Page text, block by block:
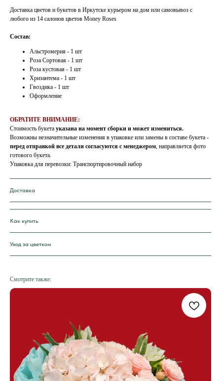
Доставка цветов и букетов в Иркутске курьером на дом или самовывоз с
любого из 14 салонов цветов Money Roses
Состав:
Альстромерия - 1 шт
Роза Сортовая - 1 шт
Роза кустовая - 1 шт
Хризантема - 1 шт
Гвоздика - 1 шт
Оформление
ОБРАТИТЕ ВНИМАНИЕ:
Стоимость букета указана на момент сборки и может измениться.
Возможны незначительные изменения в упаковке или замены в составе букета -
перед отправкой все детали согласуются с менеджером , направляется фото
готового букета.
Упаковка для перевозки: Транспортировочный набор
Доставка
Как купить
Уход за цветком
Смотрите также: